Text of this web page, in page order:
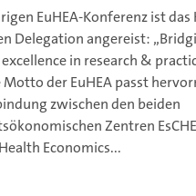
EuHEA-Konferenz ist das
Delegation angereist:
in research &
der EuHEA passt
zwischen den beiden
Zentren
Economics...